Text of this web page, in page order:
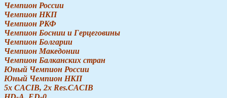
Чемпион России
Чемпион НКП
Чемпион РКФ
Чемпион Боснии и Герцеговины
Чемпион Болгарии
Чемпион Македонии
Чемпион Балканских стран
Юный Чемпион России
Юный Чемпион НКП
5х CACIB, 2x Res.CACIB